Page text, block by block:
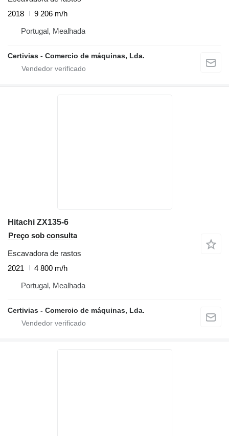
2018
9 206 m/h
Portugal, Mealhada
Certivias - Comercio de máquinas, Lda.
Hitachi ZX135-6
Preço sob consulta
Escavadora de rastos
2021
4 800 m/h
Portugal, Mealhada
Certivias - Comercio de máquinas, Lda.